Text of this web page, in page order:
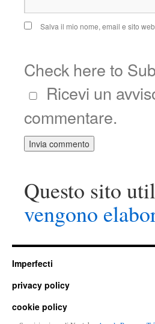
Salva il mio nome, email e sito
Check here to
Ricevi un
commentare.
Questo sito
vengono
Imperfecti
privacy policy
cookie policy